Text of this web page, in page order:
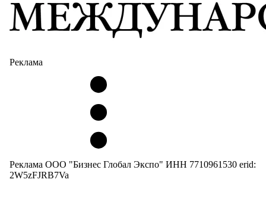
Реклама
Реклама ООО "Бизнес Глобал Экспо" ИНН 7710961530 erid:
2W5zFJRB7Va